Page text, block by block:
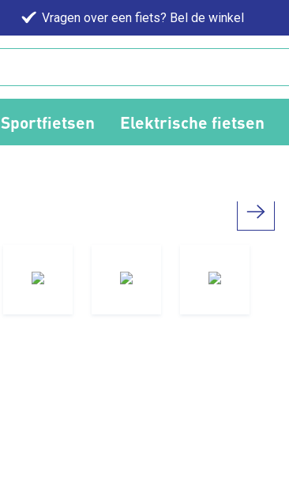
Vragen over een fiets? Bel de winkel
Sportfietsen Elektrische fietsen